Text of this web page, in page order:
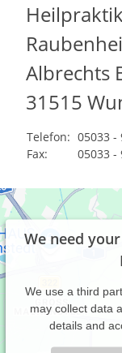
Albrechts
31515
Telefon: 05033 -
Fax:
05033 -
We need
We use a third
may collect data
details and